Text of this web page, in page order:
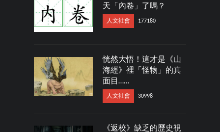
天「內卷」了嗎？
人文社會 177180
恍然大悟！這才是《山
海經》裡「怪物」的真
面目……
人文社會 30998
《返校》缺乏的歷史視